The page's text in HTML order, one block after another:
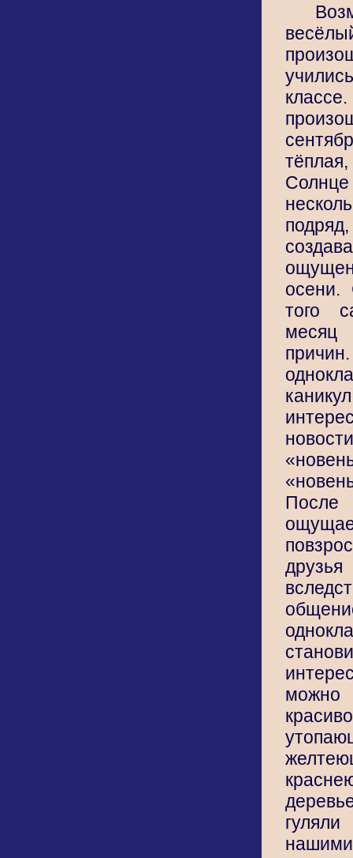
осени.
того
месяц